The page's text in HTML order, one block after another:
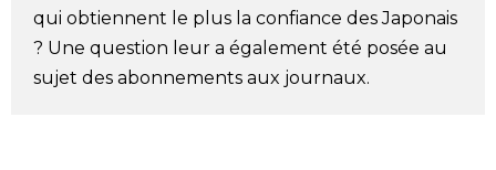
Séries
qui obtiennent le plus la confiance des Japonais
? Une question leur a également été posée au
sujet des abonnements aux journaux.